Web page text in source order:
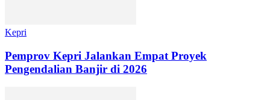
Kepri
Pemprov Kepri Jalankan Empat Proyek
Pengendalian Banjir di 2026